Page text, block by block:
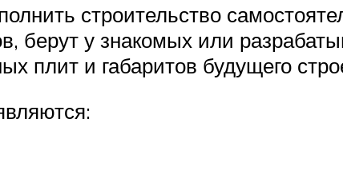
строительство
берут у знакомых или
плит и габаритов будущего